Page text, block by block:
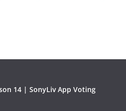
14 | SonyLiv App Voting